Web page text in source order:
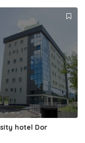
hotel Dor